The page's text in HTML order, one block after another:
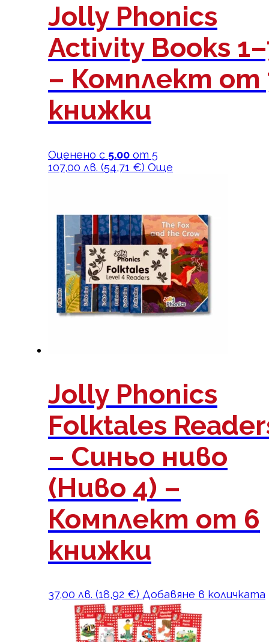
Jolly Phonics
Activity Books
– Комплект от
книжки
Оценено с 5.00 от 5
107,00 лв. (54,71 €) Още
Jolly Phonics
Folktales
– Синьо ниво
(Ниво 4) –
Комплект от 6
книжки
37,00 лв. (18,92 €) Добавяне в количката